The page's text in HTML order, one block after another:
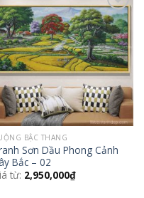
Add to
Wishlist
BẬC THANG
Sơn Dầu Phong Cảnh
Bắc – 02
từ: 2,950,000₫